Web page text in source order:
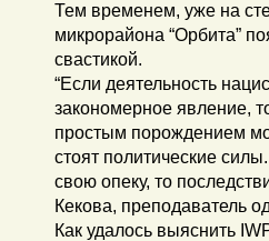
Тем временем, уже на
микрорайона “Орбита”
свастикой.
“Если деятельность
закономерное явление,
простым порождением
стоят политические
свою опеку, то
Кекова, преподаватель
Как удалось выяснить